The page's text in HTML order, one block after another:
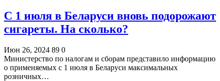
С 1 июля в Беларуси вновь подорожают
сигареты. На сколько?
Июн 26, 2024 89 0
Министерство по налогам и сборам представило информацию
о применяемых с 1 июля в Беларуси максимальных
розничных…